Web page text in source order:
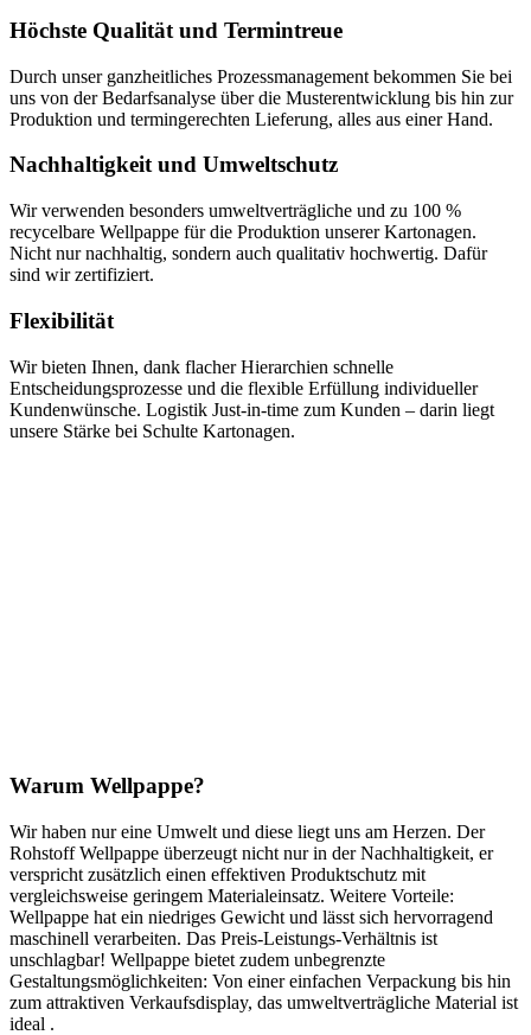
Höchste Qualität und Termintreue
Durch unser ganzheitliches Prozessmanagement bekommen Sie bei
uns von der Bedarfsanalyse über die Musterentwicklung bis hin zur
Produktion und termingerechten Lieferung, alles aus einer Hand.
Nachhaltigkeit und Umweltschutz
Wir verwenden besonders umweltverträgliche und zu 100 %
recycelbare Wellpappe für die Produktion unserer Kartonagen.
Nicht nur nachhaltig, sondern auch qualitativ hochwertig. Dafür
sind wir zertifiziert.
Flexibilität
Wir bieten Ihnen, dank flacher Hierarchien schnelle
Entscheidungsprozesse und die flexible Erfüllung individueller
Kundenwünsche. Logistik Just-in-time zum Kunden – darin liegt
unsere Stärke bei Schulte Kartonagen.
Warum Wellpappe?
Wir haben nur eine Umwelt und diese liegt uns am Herzen. Der
Rohstoff Wellpappe überzeugt nicht nur in der Nachhaltigkeit, er
verspricht zusätzlich einen effektiven Produktschutz mit
vergleichsweise geringem Materialeinsatz. Weitere Vorteile:
Wellpappe hat ein niedriges Gewicht und lässt sich hervorragend
maschinell verarbeiten. Das Preis-Leistungs-Verhältnis ist
unschlagbar! Wellpappe bietet zudem unbegrenzte
Gestaltungsmöglichkeiten: Von einer einfachen Verpackung bis hin
zum attraktiven Verkaufsdisplay, das umweltverträgliche Material ist
ideal .